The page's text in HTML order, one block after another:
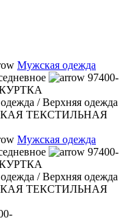
Мужская одежда
97400-
/Верхняя одежда
ТЕКСТИЛЬНАЯ
Мужская одежда
97400-
/Верхняя одежда
ТЕКСТИЛЬНАЯ